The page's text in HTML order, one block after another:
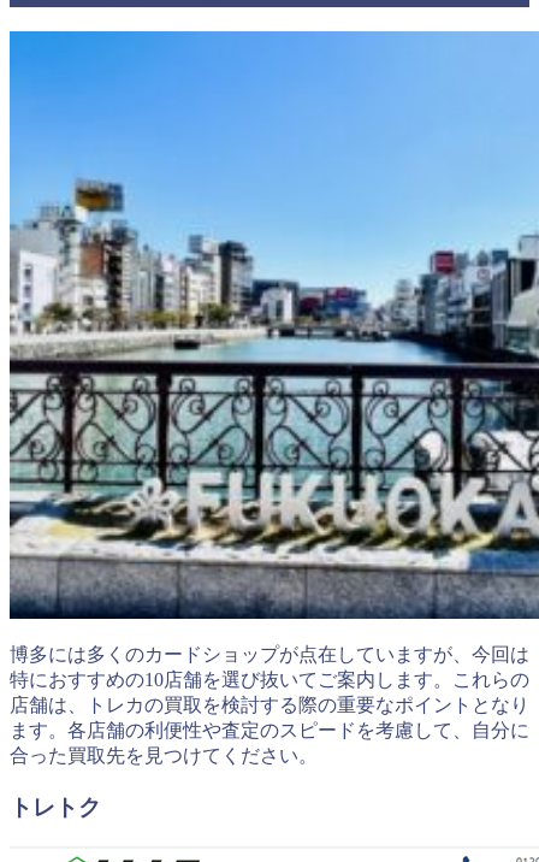
博多には多くのカードショップが点在していますが、今回は
特におすすめの10店舗を選び抜いてご案内します。これらの
店舗は、トレカの買取を検討する際の重要なポイントとなり
ます。各店舗の利便性や査定のスピードを考慮して、自分に
合った買取先を見つけてください。
トレトク